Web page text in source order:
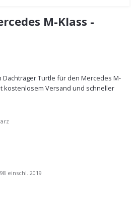
M-Klass -
Turtle für den Mercedes M-
kostenlosem Versand und schneller
einschl. 2019